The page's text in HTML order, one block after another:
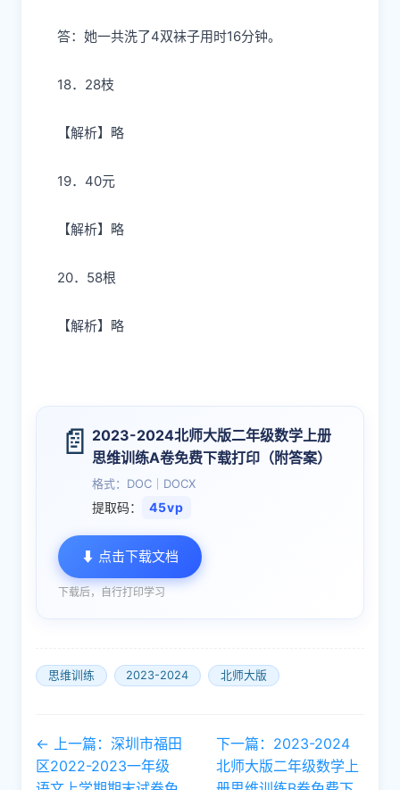
答：她一共洗了4双袜子用时16分钟。
18．28枝
【解析】略
19．40元
【解析】略
20．58根
【解析】略
📄 2023-2024北师大版二年级数学上册
思维训练A卷免费下载打印（附答案）
格式：DOC｜DOCX
提取码： 45vp
⬇ 点击下载文档
下载后，自行打印学习
思维训练 2023-2024 北师大版
← 上一篇：深圳市福田
区2022-2023一年级
下一篇：2023-2024
北师大版二年级数学上